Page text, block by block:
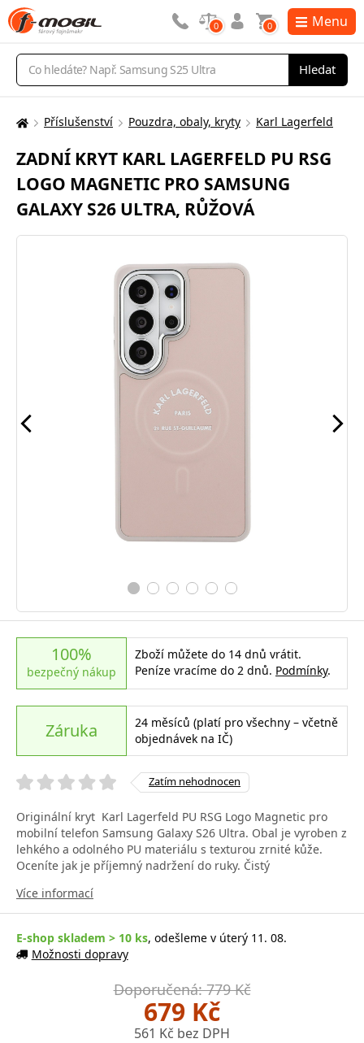
Vyhledávání
Hledat
0 0 Menu
Zde
nacházíte:
Příslušenství Pouzdra, obaly, kryty Karl Lagerfeld
ZADNÍ KRYT KARL LAGERFELD PU RSG
LOGO MAGNETIC PRO SAMSUNG
GALAXY S26 ULTRA, RŮŽOVÁ
100%
bezpečný nákup
Zboží můžete do 14 dnů vrátit.
Peníze vracíme do 2 dnů. Podmínky.
Záruka
24 měsíců (platí pro všechny – včetně
objednávek na IČ)
Zatím nehodnocen
Originální kryt Karl Lagerfeld PU RSG Logo Magnetic pro
mobilní telefon Samsung Galaxy S26 Ultra. Obal je vyroben z
lehkého a odolného PU materiálu s texturou zrnité kůže.
Oceníte jak je příjemný nadržení do ruky. Čistý
Více informací
E-shop skladem > 10 ks, odešleme v úterý 11. 08.
Možnosti dopravy
Doporučená: 779 Kč
679 Kč
561 Kč bez DPH